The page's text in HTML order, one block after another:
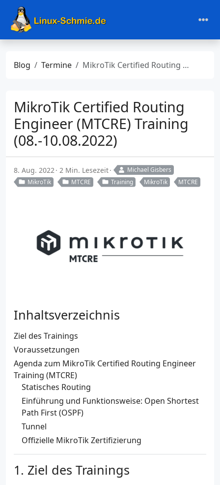
Blog Termine MikroTik Certified Routing Engineer (MTCRE) Training (08.-10.08.2022)
MikroTik Certified Routing
Engineer (MTCRE) Training
(08.-10.08.2022)
8. Aug. 2022 2 Min. Lesezeit
Michael Gisbers
MikroTik
MTCRE Training MikroTik MTCRE
Inhaltsverzeichnis
Ziel des Trainings
Voraussetzungen
Agenda zum MikroTik Certified Routing Engineer
Training (MTCRE)
Statisches Routing
Einführung und Funktionsweise: Open Shortest
Path First (OSPF)
Tunnel
Offizielle MikroTik Zertifizierung
Ziel des Trainings